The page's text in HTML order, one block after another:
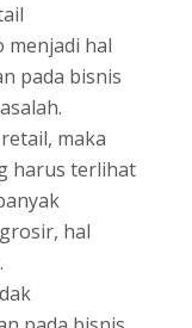
menjadi hal
pada bisnis
maka
harus terlihat
hal